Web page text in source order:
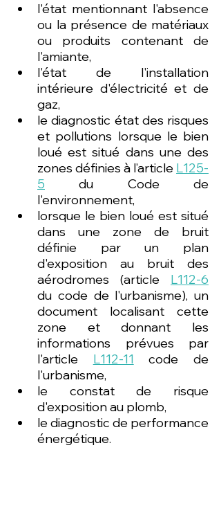
l'état mentionnant l'absence
ou la présence de matériaux
ou produits contenant de
l'amiante,
l'état de l'installation
intérieure d'électricité et de
gaz,
le diagnostic état des risques
et pollutions lorsque le bien
loué est situé dans une des
zones définies à l’article L125-
5 du Code de
l'environnement,
lorsque le bien loué est situé
dans une zone de bruit
définie par un plan
d'exposition au bruit des
aérodromes (article L112-6
du code de l'urbanisme), un
document localisant cette
zone et donnant les
informations prévues par
l'article L112-11 code de
l'urbanisme,
le constat de risque
d'exposition au plomb,
le diagnostic de performance
énergétique.